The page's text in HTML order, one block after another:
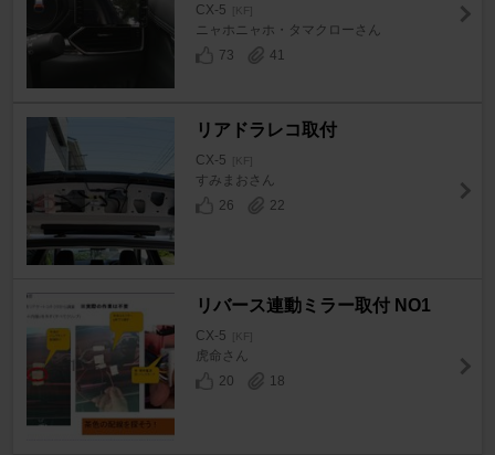
CX-5 [KF]
ニャホニャホ・タマクローさん
73
41
リアドラレコ取付
CX-5 [KF]
すみまおさん
26
22
リバース連動ミラー取付 NO1
CX-5 [KF]
虎命さん
20
18